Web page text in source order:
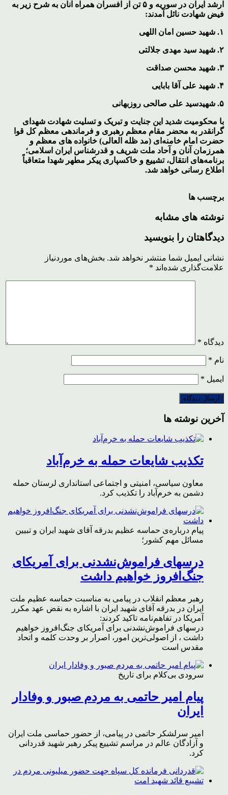
ارشد ایران در سوریه و ۵ تن از افسران همراه آنان به شرح زیر به
فیض شهادت نائل آمدند:
۱. شهید حسین امان اللهی
۲. شهید سید مهدی جلالتی
۳. شهید محسن صداقت
۴. شهید علی آقا بابایی
۵. شهیدسید علی صالحی روزبهانی
با محکومیت شدید این جنایت و تبریک و تسلیت شهادت شهدای
گرانقدر به محضر مقام معظم رهبری و فرماندهی معظم کل قوا
حضرت امام خامنه‌ای (مد ظله العالی) خانواده های معظم و
همرزمان آنان و آحاد ملت شریف و قدرشناس ایران اسلامی؛
برنامه‌های انتقال، تشییع و خاکسپاری پیکر مطهر شهدا متعاقباً
اطلاع رسانی خواهد شد.
برچسب ها
نوشته های مشابه
دیدگاهتان را بنویسید
نشانی ایمیل شما منتشر نخواهد شد. بخش‌های موردنیاز
علامت‌گذاری شده‌اند *
دیدگاه *
نام *
ایمیل *
آخرین نوشته ها
تکذیب شایعات حمله به خرم‌آباد
معاون سیاسی، امنیتی و اجتماعی استانداری لرستان حمله
دشمن به خرم‌آباد را تکذیب کرد.
پیام درباره‌ی حماسه عظیم بدرقه آقای شهید ایران و تبیین
مسائل مهم کشور؛
درسهای فراموش‌نشدنی برای آمریکای
جنگ‌افروز خواهیم داشت
رهبر معظم انقلاب در پیامی به مناسبت حماسه عظیم ملت
ایران در بدرقه آقای شهید ایران با اشاره به نقض عهد مکرر
آمریکا در تفاهم‌نامه تاکید کردند:
درسهای فراموش‌نشدنی برای آمریکای جنگ‌افروز خواهیم
داشت ، از اصولی‌ترین امور، اصرار بر وحدت کلمه و اتحاد
مقدس است
سرودی بی‌کلام برای تاریخ
پیام امیر حاتمی به مردم صبور و وفادار
ایران
امیر سرلشکر حاتمی در پیامی، از حضور حماسی ملت ایران
و آزادگان عالم در مراسم تشییع پیکر رهبر شهید قدردانی
کرد.